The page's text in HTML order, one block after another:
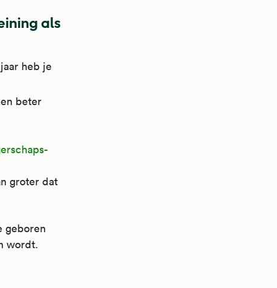
als
heb je
beter
groter dat
geboren
wordt.